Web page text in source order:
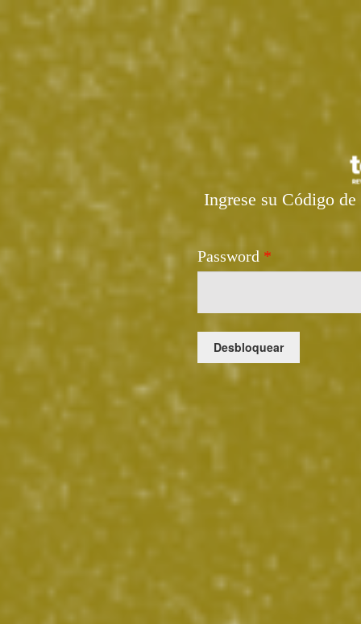
Ingrese su Código
Password *
Desbloquear